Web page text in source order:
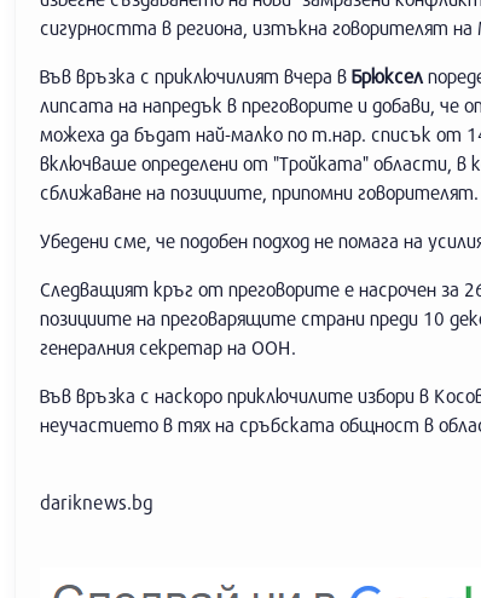
сигурността в региона, изтъкна говорителят на
Във връзка с приключилият вчера в Брюксел
липсата на напредък в преговорите и добави,
можеха да бъдат най-малко по т.нар. списък от
включваше определени от "Тройката" области, в
сближаване на позициите, припомни говорителят.
Убедени сме, че подобен подход не помага на
Следващият кръг от преговорите е насрочен за
позициите на преговарящите страни преди 10
генералния секретар на ООН.
Във връзка с наскоро приключилите избори в
неучастието в тях на сръбската общност в
dariknews.bg